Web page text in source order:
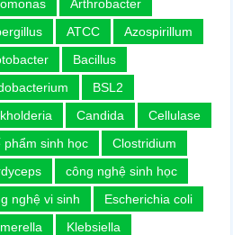
Arthrobacter
ATCC
Azospirillum
Bacillus
BSL2
Candida
Cellulase
phẩm sinh học
Clostridium
công nghệ sinh học
nghệ vi sinh
Escherichia coli
Klebsiella